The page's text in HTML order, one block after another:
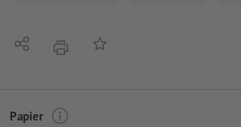
Teilen DruckenAuf die Merkliste
Papier